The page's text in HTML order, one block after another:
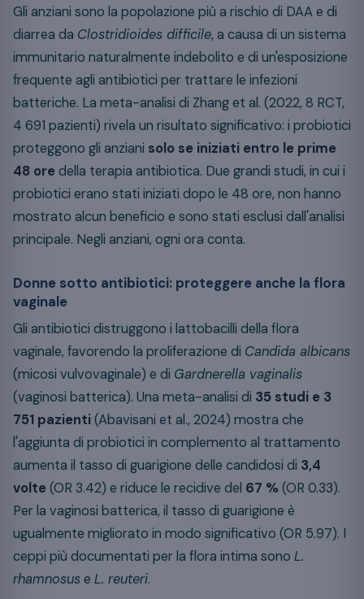
Gli anziani sono la popolazione più a rischio di DAA e di
diarrea da Clostridioides difficile, a causa di un sistema
immunitario naturalmente indebolito e di un'esposizione
frequente agli antibiotici per trattare le infezioni
batteriche. La meta-analisi di Zhang et al. (2022, 8 RCT,
4 691 pazienti) rivela un risultato significativo: i probiotici
proteggono gli anziani solo se iniziati entro le prime
48 oredella terapia antibiotica. Due grandi studi, in cui i
probiotici erano stati iniziati dopo le 48 ore, non hanno
mostrato alcun beneficio e sono stati esclusi dall'analisi
principale. Negli anziani, ogni ora conta.
Donne sotto antibiotici: proteggere anche la flora
vaginale
Gli antibiotici distruggono i lattobacilli della flora
vaginale, favorendo la proliferazione di Candida albicans
(micosi vulvovaginale) e di Gardnerella vaginalis
(vaginosi batterica). Una meta-analisi di 35 studi e 3
751 pazienti(Abavisani et al., 2024) mostra che
l'aggiunta di probiotici in complemento al trattamento
aumenta il tasso di guarigione delle candidosi di 3,4
volte(OR 3.42) e riduce le recidive del 67 % (OR 0.33).
Per la vaginosi batterica, il tasso di guarigione è
ugualmente migliorato in modo significativo (OR 5.97). I
ceppi più documentati per la flora intima sono L.
rhamnosuse L. reuteri.